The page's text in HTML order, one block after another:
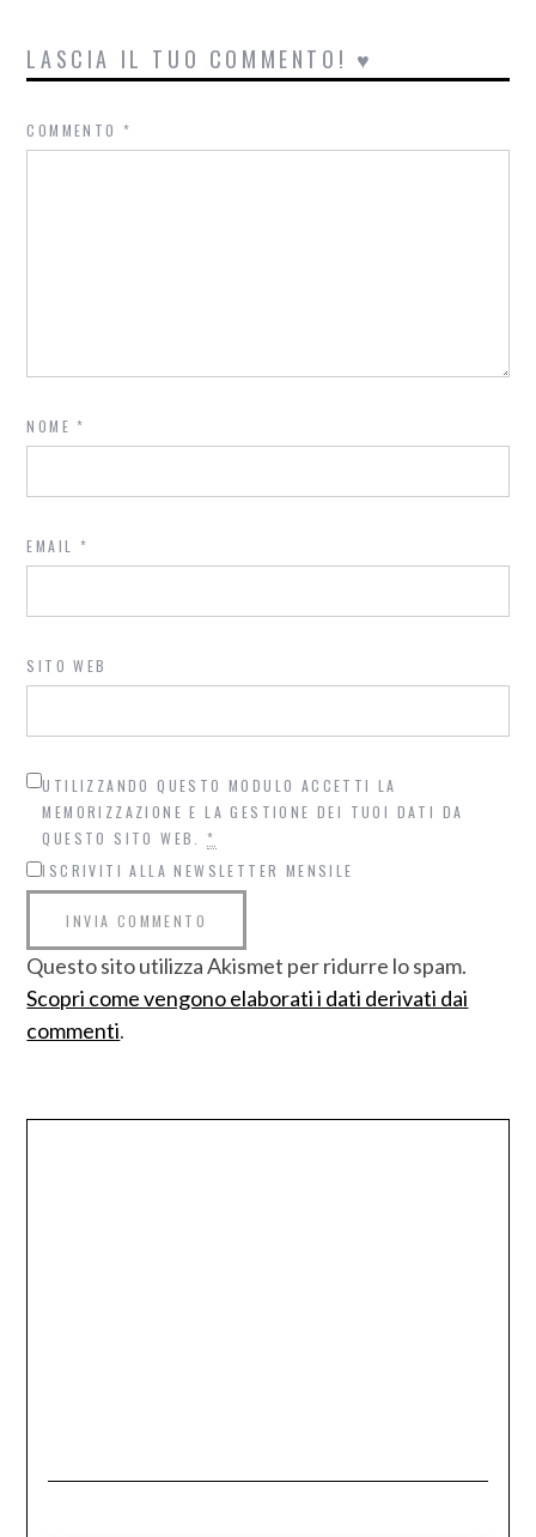
LASCIA IL TUO COMMENTO! ♥
COMMENTO*
NOME*
EMAIL *
SITO WEB
UTILIZZANDO QUESTO MODULO ACCETTI LA
MEMORIZZAZIONE E LA GESTIONE DEI TUOI DATI DA
QUESTO SITO WEB.*
ISCRIVITI ALLA NEWSLETTER MENSILE
Questo sito utilizza Akismet per ridurre lo spam.
Scopri come vengono elaborati i dati derivati dai
commenti.